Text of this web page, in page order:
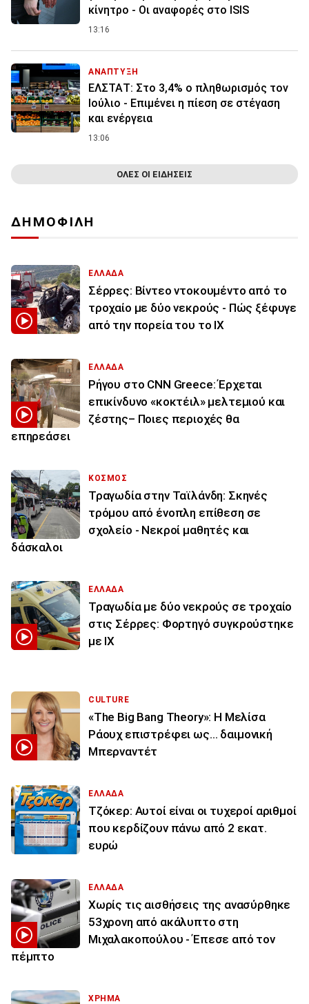
κίνητρο - Οι αναφορές στο ISIS
13:16
ΑΝΑΠΤΥΞΗ
ΕΛΣΤΑΤ: Στο 3,4% ο πληθωρισμός τον
Ιούλιο - Επιμένει η πίεση σε στέγαση
και ενέργεια
13:06
ΟΛΕΣ ΟΙ ΕΙΔΗΣΕΙΣ
ΔΗΜΟΦΙΛΗ
ΕΛΛΑΔΑ
Σέρρες: Βίντεο ντοκουμέντο από το
τροχαίο με δύο νεκρούς - Πώς ξέφυγε
από την πορεία του το ΙΧ
ΕΛΛΑΔΑ
Ρήγου στο CNN Greece: Έρχεται
επικίνδυνο «κοκτέιλ» μελτεμιού και
ζέστης– Ποιες περιοχές θα
επηρεάσει
ΚΟΣΜΟΣ
Τραγωδία στην Ταϊλάνδη: Σκηνές
τρόμου από ένοπλη επίθεση σε
σχολείο - Νεκροί μαθητές και
δάσκαλοι
ΕΛΛΑΔΑ
Τραγωδία με δύο νεκρούς σε τροχαίο
στις Σέρρες: Φορτηγό συγκρούστηκε
με ΙΧ
CULTURE
«The Big Bang Theory»: Η Μελίσα
Ράουχ επιστρέφει ως… δαιμονική
Μπερναντέτ
ΕΛΛΑΔΑ
Τζόκερ: Αυτοί είναι οι τυχεροί αριθμοί
που κερδίζουν πάνω από 2 εκατ.
ευρώ
ΕΛΛΑΔΑ
Χωρίς τις αισθήσεις της ανασύρθηκε
53χρονη από ακάλυπτο στη
Μιχαλακοπούλου - Έπεσε από τον
πέμπτο
ΧΡΗΜΑ